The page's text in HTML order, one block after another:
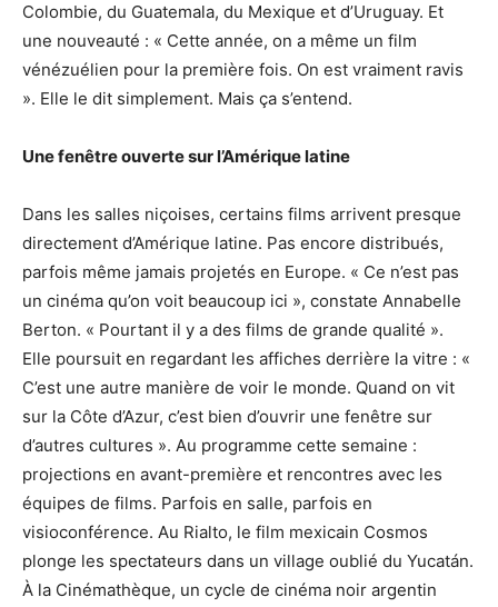
Colombie, du Guatemala, du Mexique et d’Uruguay. Et
une nouveauté : « Cette année, on a même un film
vénézuélien pour la première fois. On est vraiment ravis
». Elle le dit simplement. Mais ça s’entend.
Une fenêtre ouverte sur l’Amérique latine
Dans les salles niçoises, certains films arrivent presque
directement d’Amérique latine. Pas encore distribués,
parfois même jamais projetés en Europe. « Ce n’est pas
un cinéma qu’on voit beaucoup ici », constate Annabelle
Berton. « Pourtant il y a des films de grande qualité ».
Elle poursuit en regardant les affiches derrière la vitre : «
C’est une autre manière de voir le monde. Quand on vit
sur la Côte d’Azur, c’est bien d’ouvrir une fenêtre sur
d’autres cultures ». Au programme cette semaine :
projections en avant-première et rencontres avec les
équipes de films. Parfois en salle, parfois en
visioconférence. Au Rialto, le film mexicain Cosmos
plonge les spectateurs dans un village oublié du Yucatán.
À la Cinémathèque, un cycle de cinéma noir argentin